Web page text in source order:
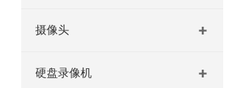
摄像头
硬盘录像机